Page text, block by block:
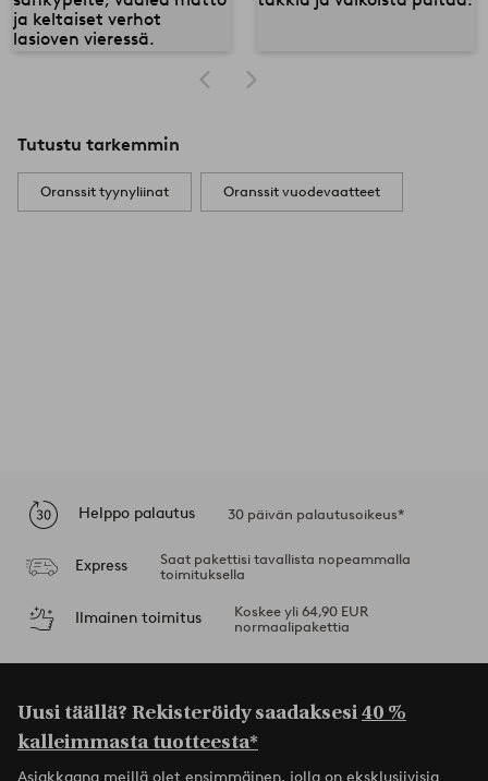
Tutustu tarkemmin
Oranssit tyynyliinat Oranssit vuodevaatteet
Helppo palautus 30 päivän palautusoikeus*
Express
Saat pakettisi tavallista nopeammalla
toimituksella
Ilmainen toimitus
Koskee yli 64,90 EUR
normaalipakettia
Uusi täällä? Rekisteröidy saadaksesi40 %
kalleimmasta tuotteesta*
Asiakkaana meillä olet ensimmäinen, jolla on eksklusiivisia